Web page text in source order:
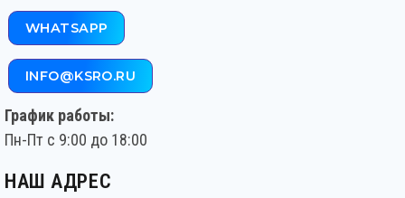
WHATSAPP
INFO@KSRO.RU
График работы:
Пн-Пт с 9:00 до 18:00
НАШ АДРЕС